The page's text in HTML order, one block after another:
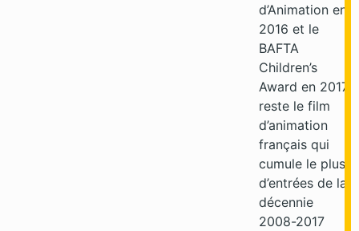
d’Animation en
2016 et le
BAFTA
Children’s
Award en 2017,
reste le film
d’animation
français qui
cumule le plus
d’entrées de la
décennie
2008-2017